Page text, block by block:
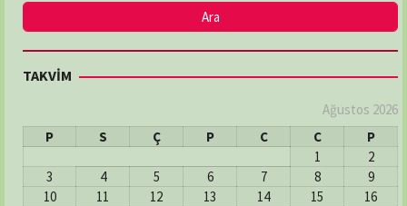
TAKVİM
Ağustos 2026
P
S Ç P C C
P
1
2
3
4 5 6 7 8
9
10
11 12 13 14 15
16